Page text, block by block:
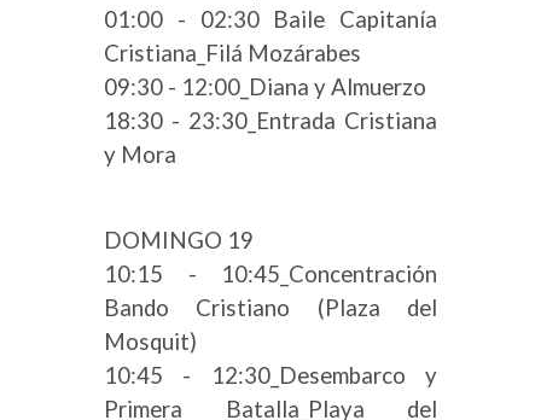
01:00 - 02:30 Baile Capitanía
Cristiana_Filá Mozárabes
09:30 - 12:00_Diana y Almuerzo
18:30 - 23:30_Entrada Cristiana
y Mora
DOMINGO 19
10:15 - 10:45_Concentración
Bando Cristiano (Plaza del
Mosquit)
10:45 - 12:30_Desembarco y
Primera Batalla_Playa del